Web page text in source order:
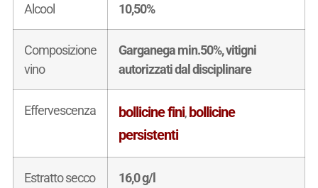
Alcool 10,50%
Composizione
vino
Garganega min.50%, vitigni
autorizzati dal disciplinare
Effervescenza bollicine fini,bollicine
persistenti
Estratto secco
16,0 g/l